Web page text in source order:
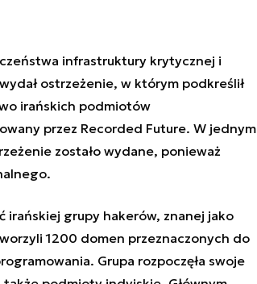
infrastruktury krytycznej i
wydał ostrzeżenie, w którym podkreślił
irańskich podmiotów
przez Recorded Future. W jednym
zostało wydane, ponieważ
irańskiej grupy hakerów, znanej jako
1200 domen przeznaczonych do
Grupa rozpoczęła swoje